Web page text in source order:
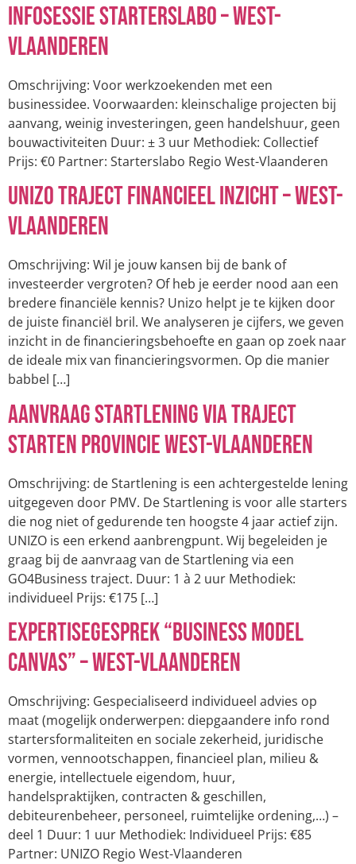
Infosessie Starterslabo – West-
Vlaanderen
Omschrijving: Voor werkzoekenden met een
businessidee. Voorwaarden: kleinschalige projecten bij
aanvang, weinig investeringen, geen handelshuur, geen
bouwactiviteiten Duur: ± 3 uur Methodiek: Collectief
Prijs: €0 Partner: Starterslabo Regio West-Vlaanderen
UNIZO Traject Financieel inzicht – West-
Vlaanderen
Omschrijving: Wil je jouw kansen bij de bank of
investeerder vergroten? Of heb je eerder nood aan een
bredere financiële kennis? Unizo helpt je te kijken door
de juiste financiël bril. We analyseren je cijfers, we geven
inzicht in de financieringsbehoefte en gaan op zoek naar
de ideale mix van financieringsvormen. Op die manier
babbel […]
Aanvraag Startlening via Traject
Starten provincie West-Vlaanderen
Omschrijving: de Startlening is een achtergestelde lening
uitgegeven door PMV. De Startlening is voor alle starters
die nog niet of gedurende ten hoogste 4 jaar actief zijn.
UNIZO is een erkend aanbrengpunt. Wij begeleiden je
graag bij de aanvraag van de Startlening via een
GO4Business traject. Duur: 1 à 2 uur Methodiek:
individueel Prijs: €175 […]
Expertisegesprek “Business model
canvas” – West-Vlaanderen
Omschrijving: Gespecialiseerd individueel advies op
maat (mogelijk onderwerpen: diepgaandere info rond
startersformaliteiten en sociale zekerheid, juridische
vormen, vennootschappen, financieel plan, milieu &
energie, intellectuele eigendom, huur,
handelspraktijken, contracten & geschillen,
debiteurenbeheer, personeel, ruimtelijke ordening,…) –
deel 1 Duur: 1 uur Methodiek: Individueel Prijs: €85
Partner: UNIZO Regio West-Vlaanderen